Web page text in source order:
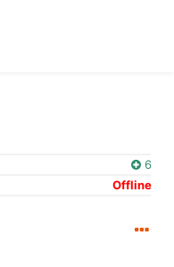
6
Offline